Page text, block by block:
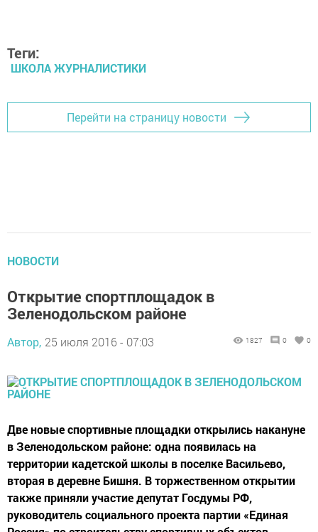
Теги:
ШКОЛА ЖУРНАЛИСТИКИ
Перейти на страницу новости
НОВОСТИ
Открытие спортплощадок в
Зеленодольском районе
Автор, 25 июля 2016 - 07:03 1827 0 0
Две новые спортивные площадки открылись накануне
в Зеленодольском районе: одна появилась на
территории кадетской школы в поселке Васильево,
вторая в деревне Бишня. В торжественном открытии
также приняли участие депутат Госдумы РФ,
руководитель социального проекта партии «Единая